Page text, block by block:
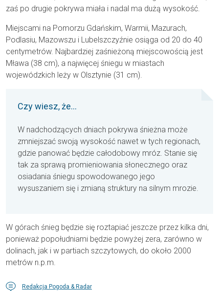
zaś po drugie pokrywa miała i nadal ma dużą wysokość.
Miejscami na Pomorzu Gdańskim, Warmii, Mazurach,
Podlasiu, Mazowszu i Lubelszczyźnie osiąga od 20 do 40
centymetrów. Najbardziej zaśnieżoną miejscowością jest
Mława (38 cm), a najwięcej śniegu w miastach
wojewódzkich leży w Olsztynie (31 cm).
Czy wiesz, że...
W nadchodzących dniach pokrywa śnieżna może
zmniejszać swoją wysokość nawet w tych regionach,
gdzie panować będzie całodobowy mróz. Stanie się
tak za sprawą promieniowania słonecznego oraz
osiadania śniegu spowodowanego jego
wysuszaniem się i zmianą struktury na silnym mrozie.
W górach śnieg będzie się roztapiać jeszcze przez kilka dni,
ponieważ popołudniami będzie powyżej zera, zarówno w
dolinach, jak i w partiach szczytowych, do około 2000
metrów n.p.m.
Redakcja Pogoda & Radar